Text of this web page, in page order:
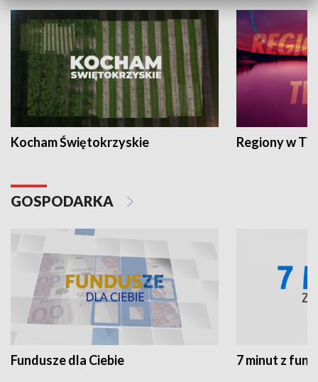
Kocham Świętokrzyskie Regiony w
GOSPODARKA
Fundusze dla Ciebie 7 minut z